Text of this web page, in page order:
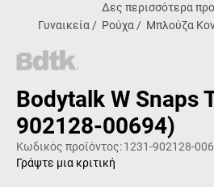
Δες περισσότερα
Γυναικεία / Ρούχα / Μπλούζα
Bodytalk W Snaps
902128-00694)
Κωδικός προϊόντος:1231-902128-
Γράψτε μια κριτική